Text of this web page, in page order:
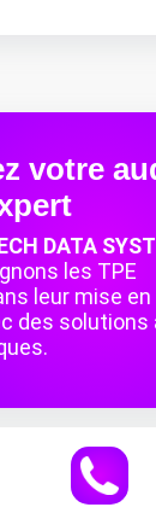
votre
DATA
les TPE
leur mise
des